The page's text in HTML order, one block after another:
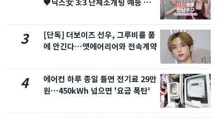
♥닉스女 3:3 단체소개팅 예능 화
3
[단독] 더보이즈 선우, 그루비룸 품
에 안긴다…앳에어리어와 전속계약
4
에어컨 하루 종일 틀면 전기료 29만
원…450kWh 넘으면 '요금 폭탄'